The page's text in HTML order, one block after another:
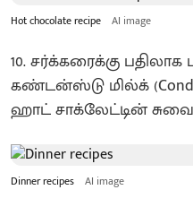
Hot chocolate recipe AI image
10. சர்க்கரைக்கு பதிலாக
கண்டன்ஸ்டு மில்க்
ஹாட் சாக்லேட்டின் சுவை
Dinner recipes AI image